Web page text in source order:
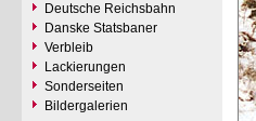
Deutsche Reichsbahn
Danske Statsbaner
Verbleib
Lackierungen
Sonderseiten
Bildergalerien